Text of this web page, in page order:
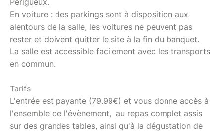
En voiture : des parkings sont à disposition aux
alentours de la salle, les voitures ne peuvent pas
rester et doivent quitter le site à la fin du banquet.
La salle est accessible facilement avec les transports
en commun.
Tarifs
L'entrée est payante (79.99€) et vous donne accès à
l'ensemble de l'évènement, au repas complet assis
sur des grandes tables, ainsi qu'à la dégustation de